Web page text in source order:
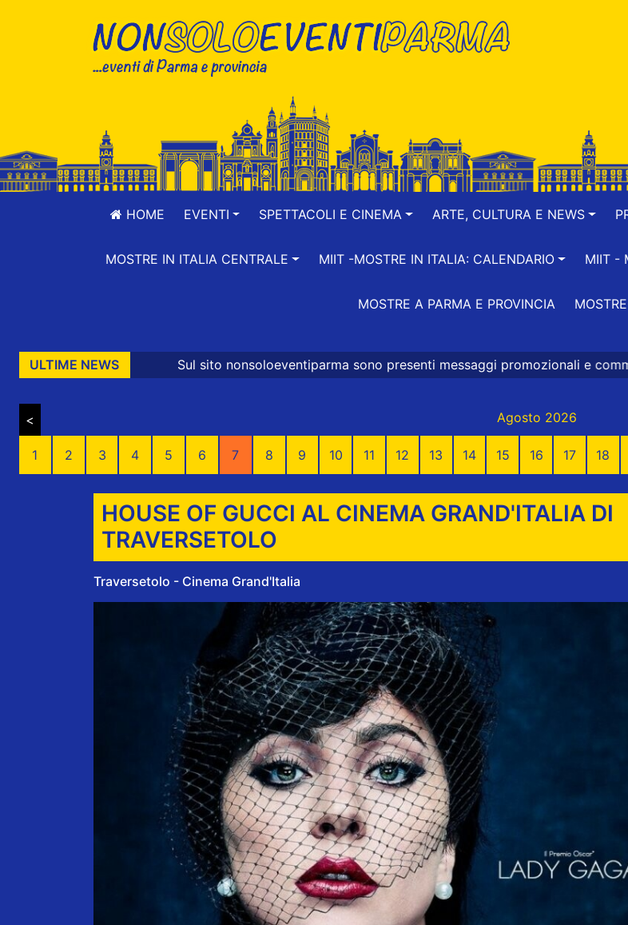
HOME EVENTI SPETTACOLI E CINEMA ARTE, CULTURA E NEWS
MOSTRE IN ITALIA CENTRALE MIIT -MOSTRE IN ITALIA: CALENDARIO MIIT -
MOSTRE A PARMA E PROVINCIA
ULTIME NEWS
Sul sito nonsoloeventiparma sono presenti messaggi promozionali e commerciali
< Agosto 2026
1 2 3 4 5 6 7 8 9 10 11 12 13 14 15 16 17 18
HOUSE OF GUCCI AL CINEMA GRAND'ITALIA DI
TRAVERSETOLO
Traversetolo - Cinema Grand'Italia